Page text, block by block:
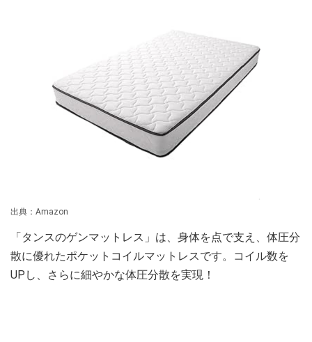
出典：Amazon
「タンスのゲンマットレス」は、身体を点で支え、体圧分
散に優れたポケットコイルマットレスです。コイル数を
UPし、さらに細やかな体圧分散を実現！